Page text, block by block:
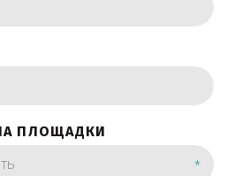
ПЛОЩАДКИ
*